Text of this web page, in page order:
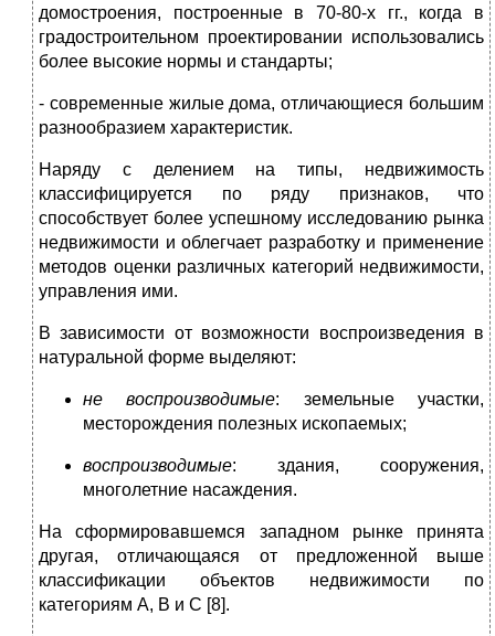
домостроения, построенные в 70-80-х гг., когда в
градостроительном проектировании использовались
более высокие нормы и стандарты;
- современные жилые дома, отличающиеся большим
разнообразием характеристик.
Наряду с делением на типы, недвижимость
классифицируется по ряду признаков, что
способствует более успешному исследованию рынка
недвижимости и облегчает разработку и применение
методов оценки различных категорий недвижимости,
управления ими.
В зависимости от возможности воспроизведения в
натуральной форме выделяют:
не воспроизводимые: земельные участки,
месторождения полезных ископаемых;
воспроизводимые: здания, сооружения,
многолетние насаждения.
На сформировавшемся западном рынке принята
другая, отличающаяся от предложенной выше
классификации объектов недвижимости по
категориям А, В и С [8].